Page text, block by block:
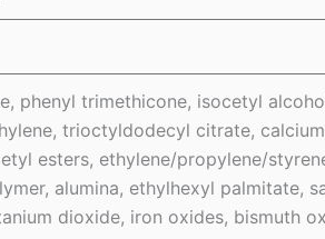
phenyl trimethicone, isocetyl
trioctyldodecyl citrate,
esters, ethylene/propylene/
alumina, ethylhexyl palmitate,
dioxide, iron oxides, bismuth